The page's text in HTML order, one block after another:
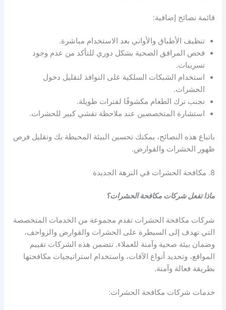
قائمة نصائح إضافية:
تنظيف الأطباق والأواني بعد الاستخدام مباشرة.
فحص المرافق الصحية بشكل دوري للتأكد من عدم وجود
تسريبات.
استخدام الشبكات السلكية على النوافذ لتقليل دخول
الحشرات.
تجنب ترك الطعام مكشوفًا لفترات طويلة.
استشارة المتخصصين عند ملاحظة تفشي كبير للحشرات.
باتباع هذه النصائح، يمكنك تحسين البيئة المحيطة بك وتقليل فرص
ظهور الحشرات والقوارض.
8. مكافحة الحشرات في النزهة الجديدة
ماذا تفعل شركات مكافحة الحشرات؟
شركات مكافحة الحشرات تقدم مجموعة من الخدمات المتخصصة
التي تهدف إلى السيطرة على الحشرات والقوارض والزواحف،
وضمان بيئة صحية وآمنة للعملاء. تتضمن هذه الشركات تقييم
المواقع، وتحديد أنواع الآفات، واستخدام استراتيجيات مكافحتها
بطريقة فعالة وآمنة.
خدمات شركات مكافحة الحشرات: